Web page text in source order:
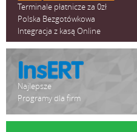
Terminale płatnicze za 0zł
Polska Bezgotówkowa
Integracja z kasą Online
Najlepsze
Programy dla firm